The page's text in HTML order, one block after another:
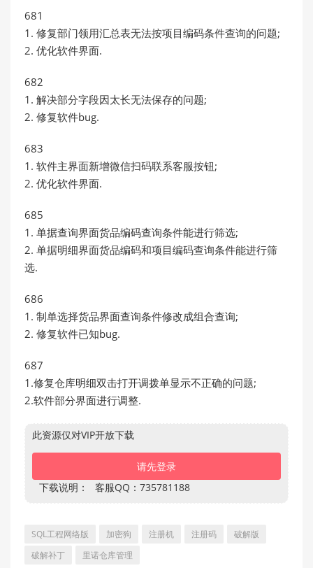
681
1. 修复部门领用汇总表无法按项目编码条件查询的问题;
2. 优化软件界面.
682
1. 解决部分字段因太长无法保存的问题;
2. 修复软件bug.
683
1. 软件主界面新增微信扫码联系客服按钮;
2. 优化软件界面.
685
1. 单据查询界面货品编码查询条件能进行筛选;
2. 单据明细界面货品编码和项目编码查询条件能进行筛
选.
686
1. 制单选择货品界面查询条件修改成组合查询;
2. 修复软件已知bug.
687
1.修复仓库明细双击打开调拨单显示不正确的问题;
2.软件部分界面进行调整.
此资源仅对VIP开放下载
请先登录
下载说明：
客服QQ：735781188
SQL工程网络版 加密狗 注册机 注册码
破解版
破解补丁
里诺仓库管理